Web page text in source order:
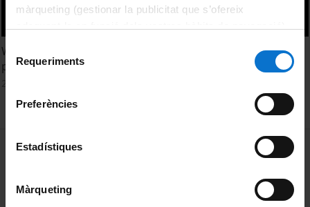
màrqueting (gestionar la publicitat que s’ofereix
consultar laPolítica de galetes del lloc web de la
Selecció
de Requeriments
Preferències
Estadístiques
Màrqueting
World Heritage sites management and local communities
participation
MENÚ PEU 1
Privacidad y términos